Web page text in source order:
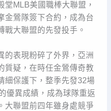
堂MLB美國職棒大聯盟，
金鶯隊簽下合約，成為台
戰大聯盟的先發投手。
的表現粉碎了外界，亞洲
質疑，在時任金鶯傳奇教
細保護下，整季先發32場
優異成績，成為球隊重返
大聯盟前四年雖身處競爭